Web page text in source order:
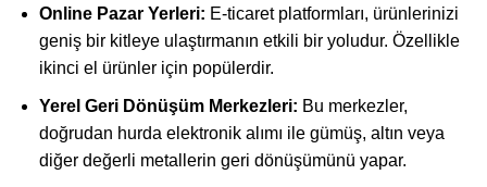
Online Pazar Yerleri: E-ticaret platformları, ürünlerinizi
geniş bir kitleye ulaştırmanın etkili bir yoludur. Özellikle
ikinci el ürünler için popülerdir.
Yerel Geri Dönüşüm Merkezleri: Bu merkezler,
doğrudan hurda elektronik alımı ile gümüş, altın veya
diğer değerli metallerin geri dönüşümünü yapar.